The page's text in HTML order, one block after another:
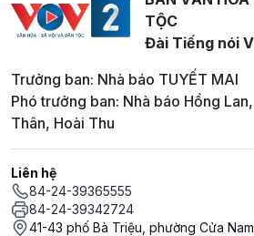
TỘC
Đài Tiếng nói
Trưởng ban: Nhà báo TUYẾT MAI
Phó trưởng ban: Nhà báo Hồng
Thân, Hoài Thu
Liên hệ
84-24-39365555
84-24-39342724
41-43 phố Bà Triệu, phường Cửa